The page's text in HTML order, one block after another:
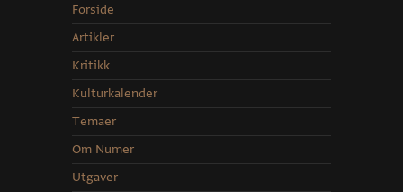
Forside
Artikler
Kritikk
Kulturkalender
Temaer
Om Numer
Utgaver